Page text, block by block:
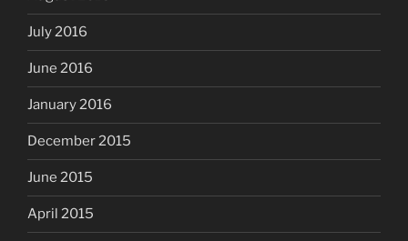
July 2016
June 2016
January 2016
December 2015
June 2015
April 2015